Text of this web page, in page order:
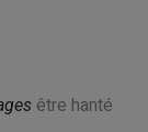
être hanté